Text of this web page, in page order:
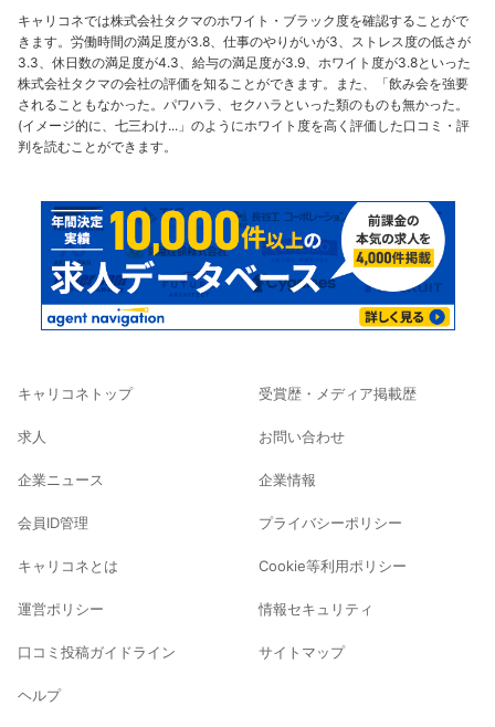
キャリコネでは株式会社タクマのホワイト・ブラック度を確認することがで
きます。労働時間の満足度が3.8、仕事のやりがいが3、ストレス度の低さが
3.3、休日数の満足度が4.3、給与の満足度が3.9、ホワイト度が3.8といった
株式会社タクマの会社の評価を知ることができます。また、「飲み会を強要
されることもなかった。パワハラ、セクハラといった類のものも無かった。
(イメージ的に、七三わけ...」のようにホワイト度を高く評価した口コミ・評
判を読むことができます。
キャリコネトップ
求人
企業ニュース
会員ID管理
キャリコネとは
運営ポリシー
口コミ投稿ガイドライン
ヘルプ
受賞歴・メディア掲載歴
お問い合わせ
企業情報
プライバシーポリシー
Cookie等利用ポリシー
情報セキュリティ
サイトマップ